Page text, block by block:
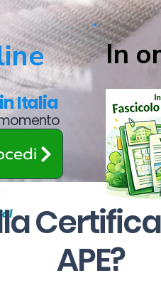
in Italia
In
APE?